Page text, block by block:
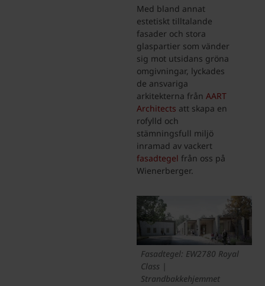
Med bland annat
estetiskt tilltalande
fasader och stora
glaspartier som vänder
sig mot utsidans gröna
omgivningar, lyckades
de ansvariga
arkitekterna från AART
Architects att skapa en
rofylld och
stämningsfull miljö
inramad av vackert
fasadtegel från oss på
Wienerberger.
Fasadtegel: EW2780 Royal
Class |
Strandbakkehjemmet